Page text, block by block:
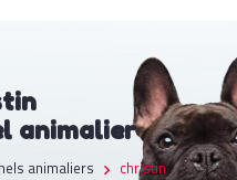
animalier
animaliers christin